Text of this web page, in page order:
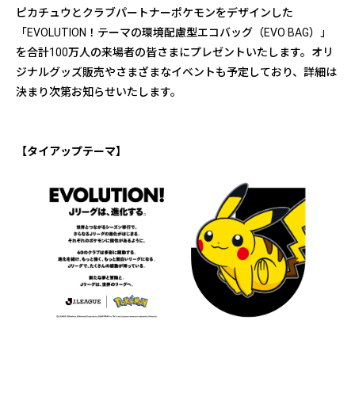
ピカチュウとクラブパートナーポケモンをデザインした
「EVOLUTION！テーマの環境配慮型エコバッグ（EVO BAG）」
を合計100万人の来場者の皆さまにプレゼントいたします。オリ
ジナルグッズ販売やさまざまなイベントも予定しており、詳細は
決まり次第お知らせいたします。
【タイアップテーマ】